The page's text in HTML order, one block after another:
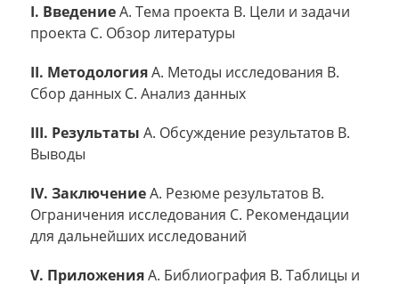
I. ВведениеA. Тема проекта B. Цели и задачи
проекта C. Обзор литературы
II. МетодологияA. Методы исследования B.
Сбор данных C. Анализ данных
III. Результаты A. Обсуждение результатов B.
Выводы
IV. ЗаключениеA. Резюме результатов B.
Ограничения исследования C. Рекомендации
для дальнейших исследований
V. ПриложенияA. Библиография B. Таблицы и